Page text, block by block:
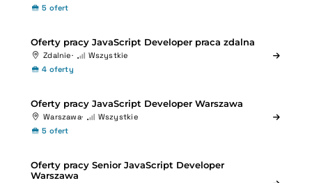
5 ofert
Oferty pracy JavaScript Developer praca zdalna
Zdalnie
Wszystkie
4 oferty
Oferty pracy JavaScript Developer Warszawa
Warszawa
Wszystkie
5 ofert
Oferty pracy Senior JavaScript Developer
Warszawa